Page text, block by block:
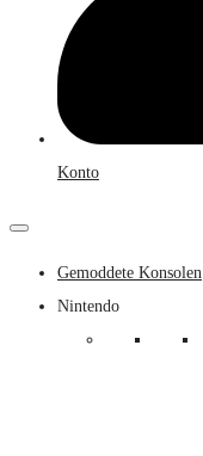
Konto
Gemoddete Konsolen
Nintendo